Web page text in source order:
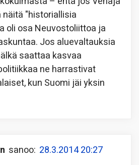
näitä "historiallisia
oli osa Neuvostoliittoa ja
Jos aluevaltauksia
saattaa kasvaa
ne harrastivat
kun Suomi jäi yksin
sanoo: 28.3.2014 20:27